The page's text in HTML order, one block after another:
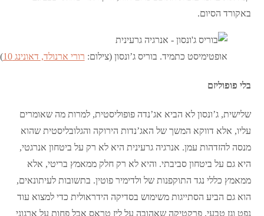
באקורד הסיום.
אופטימיסט כתמיד. בוריס ג’ונסון (צילום: רורי ארנולד, דאונינג 10 )
בלי פופוליזם
שלישית, ג’ונסון לא הביא אג’נדה פופוליסטית, למרות מה שאומרים
עליו, אלא דווקא המשך של האג’נדות הירוקה והגלובליסטית שהוא
מנסה להזדהות עמן. אנרגיה גרעינית היא לא רק על ביטחון אנרגטי,
היא גם על ביטחון סביבתי. והיא לא רק חלק ממאמץ בריטי, אלא
ממאמץ כללי נגד התוקפנות של ולדימיר פוטין. בתשובות לעיתונאים,
הוא גם הביע הסתייגות משימוש בסדיקה הידראולית כדי למצוא עוד
נפט וגז טבעי, פרקטיקה שאהובה על ליז טראס אבל פחות על ארגוני